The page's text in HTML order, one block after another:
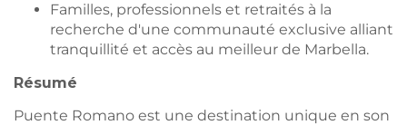
Familles, professionnels et retraités à la
recherche d'une communauté exclusive alliant
tranquillité et accès au meilleur de Marbella.
Résumé
Puente Romano est une destination unique en son